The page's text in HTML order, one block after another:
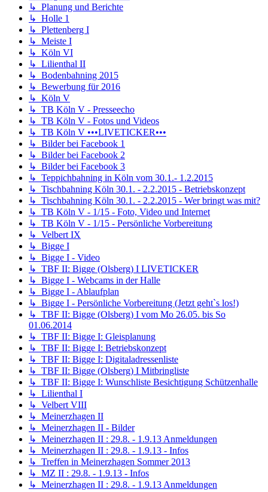
↳ Planung und Berichte
↳ Holle 1
↳ Plettenberg I
↳ Meiste I
↳ Köln VI
↳ Lilienthal II
↳ Bodenbahning 2015
↳ Bewerbung für 2016
↳ Köln V
↳ TB Köln V - Presseecho
↳ TB Köln V - Fotos und Videos
↳ TB Köln V •••LIVETICKER•••
↳ Bilder bei Facebook 1
↳ Bilder bei Facebook 2
↳ Bilder bei Facebook 3
↳ Teppichbahning in Köln vom 30.1.- 1.2.2015
↳ Tischbahning Köln 30.1. - 2.2.2015 - Betriebskonzept
↳ Tischbahning Köln 30.1. - 2.2.2015 - Wer bringt was mit?
↳ TB Köln V - 1/15 - Foto, Video und Internet
↳ TB Köln V - 1/15 - Persönliche Vorbereitung
↳ Velbert IX
↳ Bigge I
↳ Bigge I - Video
↳ TBF II: Bigge (Olsberg) I LIVETICKER
↳ Bigge I - Webcams in der Halle
↳ Bigge I - Ablaufplan
↳ Bigge I - Persönliche Vorbereitung (Jetzt geht`s los!)
↳ TBF II: Bigge (Olsberg) I vom Mo 26.05. bis So
01.06.2014
↳ TBF II: Bigge I: Gleisplanung
↳ TBF II: Bigge I: Betriebskonzept
↳ TBF II: Bigge I: Digitaladressenliste
↳ TBF II: Bigge (Olsberg) I Mitbringliste
↳ TBF II: Bigge I: Wunschliste Besichtigung Schützenhalle
↳ Lilienthal I
↳ Velbert VIII
↳ Meinerzhagen II
↳ Meinerzhagen II - Bilder
↳ Meinerzhagen II : 29.8. - 1.9.13 Anmeldungen
↳ Meinerzhagen II : 29.8. - 1.9.13 - Infos
↳ Treffen in Meinerzhagen Sommer 2013
↳ MZ II : 29.8. - 1.9.13 - Infos
↳ Meinerzhagen II : 29.8. - 1.9.13 Anmeldungen